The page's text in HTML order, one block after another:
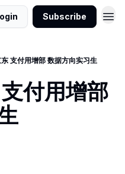
Subscribe
支付用增部 数据方向实习生
付用增部